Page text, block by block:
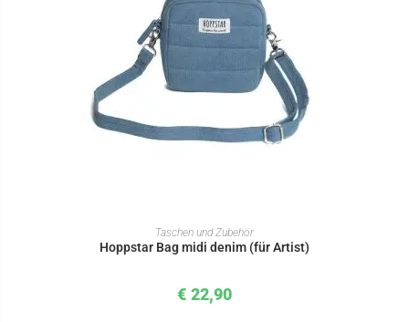
IN DEN WARENKORB
Taschen und Zubehör
Hoppstar Bag midi denim (für Artist)
€ 22,90